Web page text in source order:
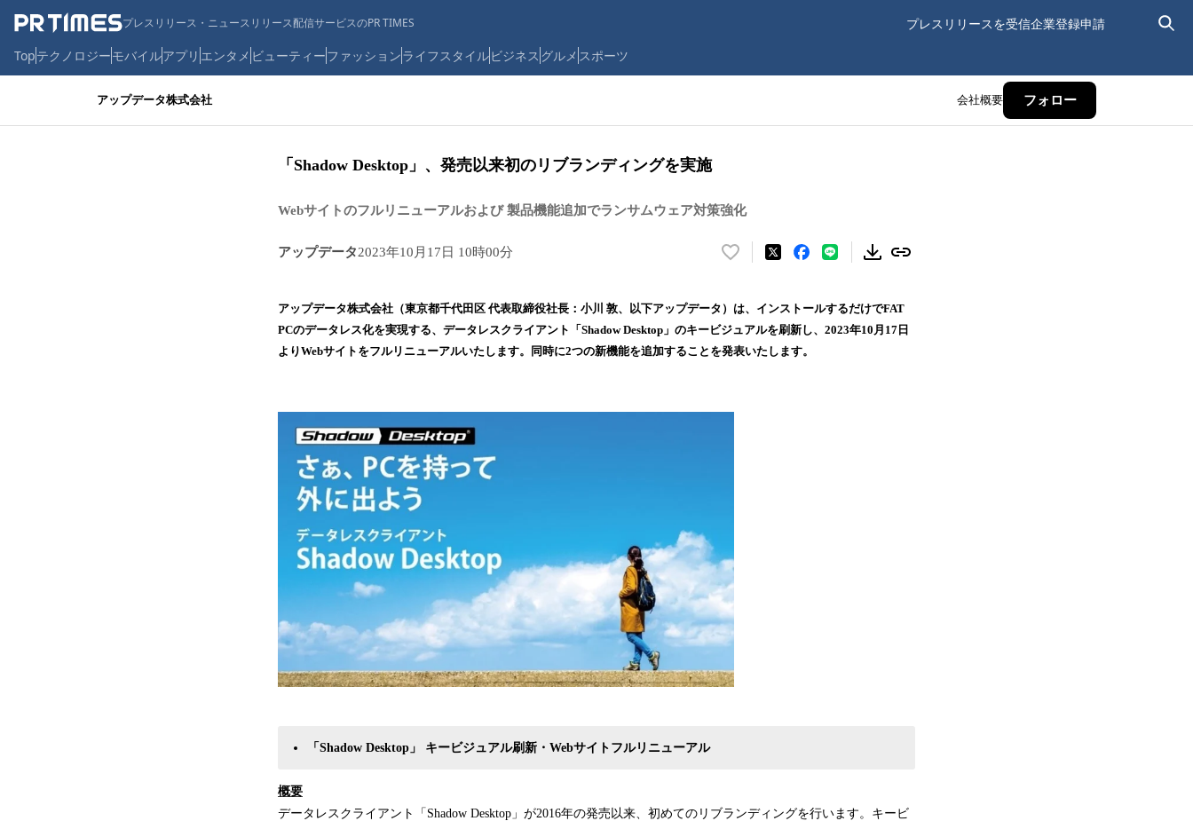
プレスリリース・ニュースリリース配信サービスのPR TIMES プレスリリースを受信企業登録申請
Topテクノロジーモバイルアプリ エンタメ ビューティーファッションライフスタイルビジネス グルメ スポーツ
アップデータ株式会社 会社概要 フォロー
「Shadow Desktop」、発売以来初のリブランディングを実施
Webサイトのフルリニューアルおよび 製品機能追加でランサムウェア対策強化
アップデータ2023年10月17日 10時00分
い
！
数
を
込
アップデータ株式会社（東京都千代田区 代表取締役社長：小川 敦、以下アップデータ）は、インストールするだけでFAT
PCのデータレス化を実現する、データレスクライアント「Shadow Desktop」のキービジュアルを刷新し、2023年10月17日
よりWebサイトをフルリニューアルいたします。同時に2つの新機能を追加することを発表いたします。
「Shadow Desktop」 キービジュアル刷新・Webサイトフルリニューアル
概要
データレスクライアント「Shadow Desktop」が2016年の発売以来、初めてのリブランディングを行います。キービ